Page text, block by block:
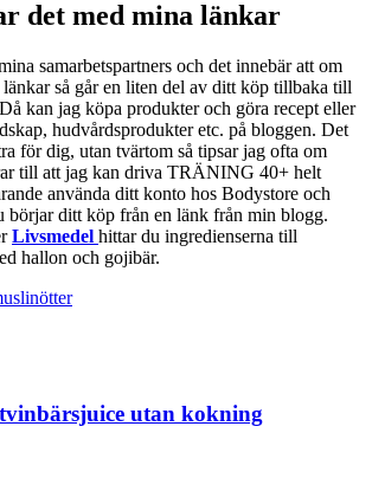
det med mina länkar
samarbetspartners och det innebär att om
så går en liten del av ditt köp tillbaka till
kan jag köpa produkter och göra recept eller
hudvårdsprodukter etc. på bloggen. Det
för dig, utan tvärtom så tipsar jag ofta om
till att jag kan driva TRÄNING 40+ helt
använda ditt konto hos Bodystore och
börjar ditt köp från en länk från min blogg.
Livsmedel hittar du ingredienserna till
hallon och gojibär.
nötter
utan kokning